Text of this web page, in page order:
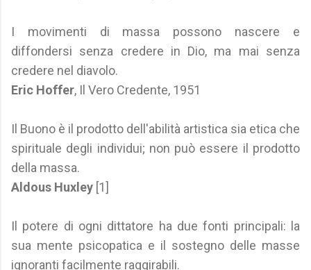
I movimenti di massa possono nascere e
diffondersi senza credere in Dio, ma mai senza
credere nel diavolo.
Eric Hoffer, Il Vero Credente, 1951
Il Buono è il prodotto dell'abilità artistica sia etica che
spirituale degli individui; non può essere il prodotto
della massa.
Aldous Huxley [1]
Il potere di ogni dittatore ha due fonti principali: la
sua mente psicopatica e il sostegno delle masse
ignoranti facilmente raggirabili.